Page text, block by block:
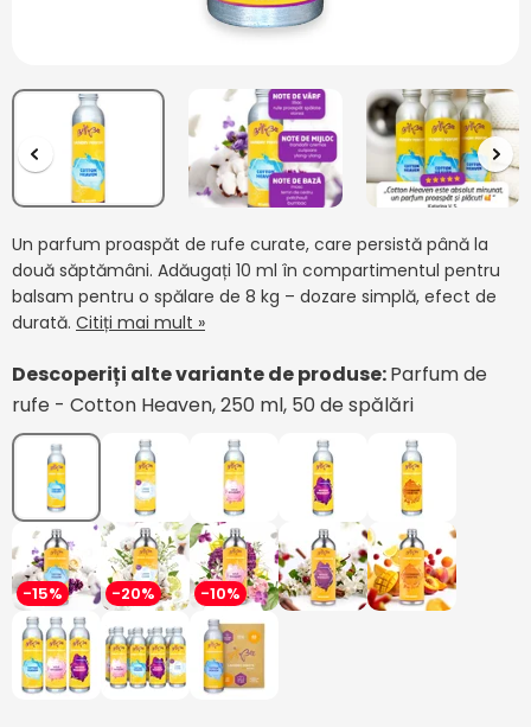
Un parfum proaspăt de rufe curate, care persistă până la
două săptămâni. Adăugați 10 ml în compartimentul pentru
balsam pentru o spălare de 8 kg – dozare simplă, efect de
durată. Citiți mai mult »
Descoperiți alte variante de produse:Parfum de
rufe - Cotton Heaven, 250 ml, 50 de spălări
-15% -20% -10%